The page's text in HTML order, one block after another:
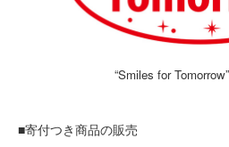
“Smiles for
■寄付つき商品の販売